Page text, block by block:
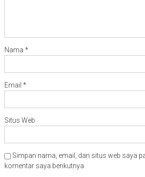
Nama *
Email *
Situs Web
Simpan nama, email, dan situs web saya
komentar saya berikutnya.